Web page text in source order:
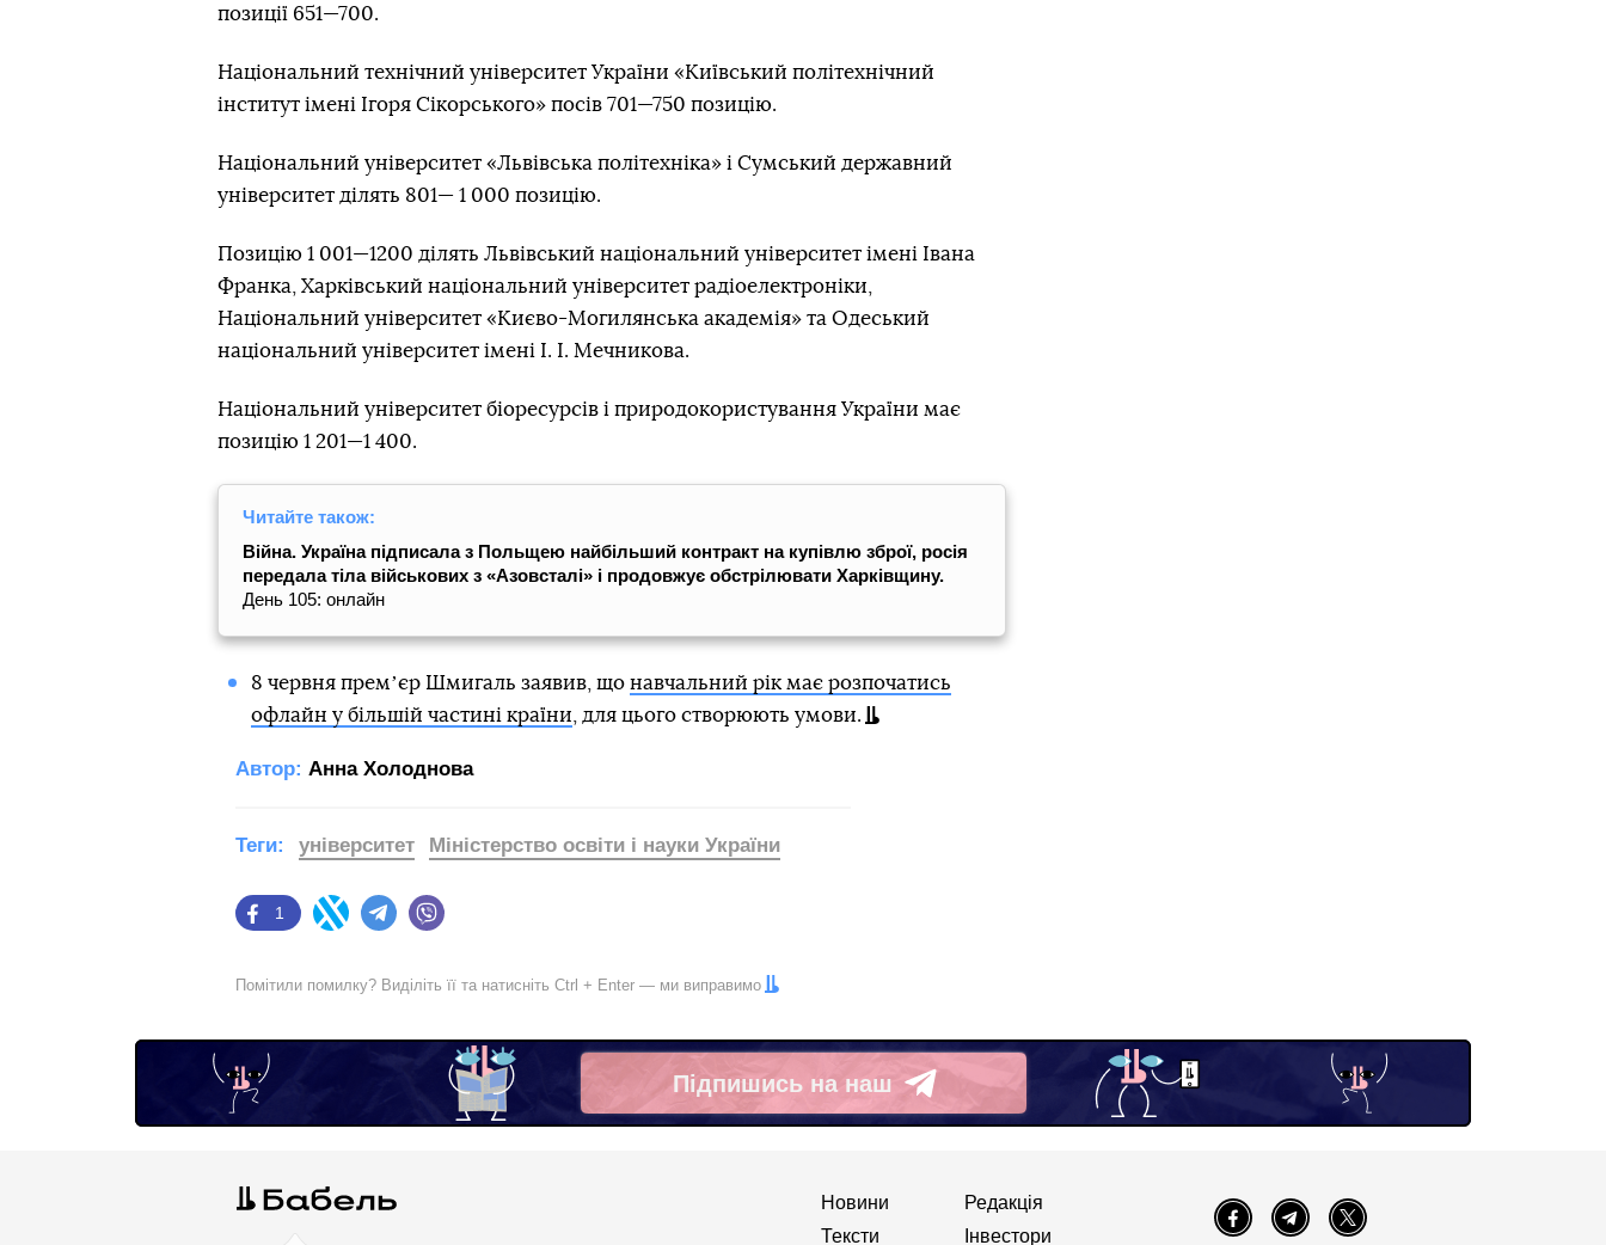
позиції 651—700.
Національний технічний університет України «Київський політехнічний
інститут імені Ігоря Сікорського» посів 701—750 позицію.
Національний університет «Львівська політехніка» і Сумський державний
університет ділять 801— 1 000 позицію.
Позицію 1 001—1200 ділять Львівський національний університет імені Івана
Франка, Харківський національний університет радіоелектроніки,
Національний університет «Києво-Могилянська академія» та Одеський
національний університет імені І. І. Мечникова.
Національний університет біоресурсів і природокористування України має
позицію 1 201—1 400.
Читайте також:
Війна. Україна підписала з Польщею найбільший контракт на купівлю зброї, росія
передала тіла військових з «Азовсталі» і продовжує обстрілювати Харківщину.
День 105: онлайн
8 червня премʼєр Шмигаль заявив, що навчальний рік має розпочатись
офлайн у більшій частині країни , для цього створюють умови.
Автор: Анна Холоднова
Facebook
1
Twitter Telegram
Теги: університет Міністерство освіти і науки України
Помітили помилку? Виділіть її та натисніть Ctrl + Enter — ми виправимо
Підпишись на наш
Telegram
Новини
Тексти
Редакція
Інвестори
FacebookTelegram Twitter